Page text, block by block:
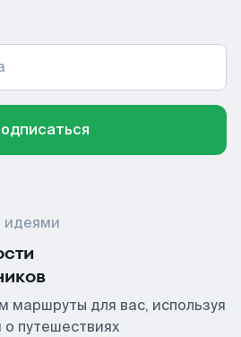
идеями
маршруты для вас, используя
о путешествиях